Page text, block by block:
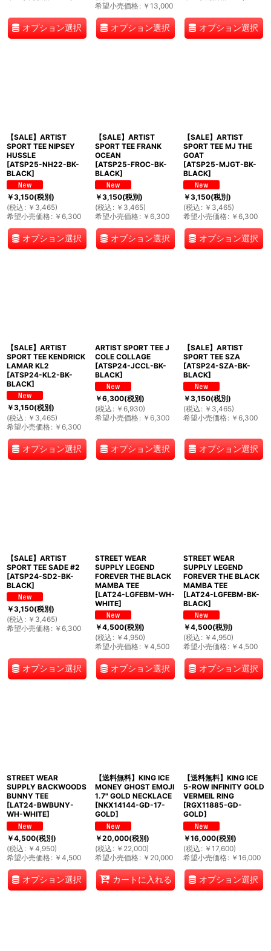
オプション選択
希望小売価格: ￥ 13,000
オプション選択 オプション選択
【SALE】ARTIST
SPORT TEE NIPSEY
HUSSLE
[ATSP25-NH22-BK-
BLACK]
￥3,150(税別)
(税込 : ￥ 3,465)
希望小売価格: ￥ 6,300
オプション選択
【SALE】ARTIST
SPORT TEE FRANK
OCEAN
[ATSP25-FROC-BK-
BLACK]
￥3,150(税別)
(税込 : ￥ 3,465)
希望小売価格: ￥ 6,300
オプション選択
【SALE】ARTIST
SPORT TEE MJ THE
GOAT
[ATSP25-MJGT-BK-
BLACK]
￥3,150(税別)
(税込 : ￥ 3,465)
希望小売価格: ￥ 6,300
オプション選択
【SALE】ARTIST
SPORT TEE KENDRICK
LAMAR KL2
[ATSP24-KL2-BK-
BLACK]
￥3,150(税別)
(税込 : ￥ 3,465)
希望小売価格: ￥ 6,300
オプション選択
ARTIST SPORT TEE J
COLE COLLAGE
[ATSP24-JCCL-BK-
BLACK]
￥6,300(税別)
(税込 : ￥ 6,930)
希望小売価格: ￥ 6,300
オプション選択
【SALE】ARTIST
SPORT TEE SZA
[ATSP24-SZA-BK-
BLACK]
￥3,150(税別)
(税込 : ￥ 3,465)
希望小売価格: ￥ 6,300
オプション選択
【SALE】ARTIST
SPORT TEE SADE #2
[ATSP24-SD2-BK-
BLACK]
￥3,150(税別)
(税込 : ￥ 3,465)
希望小売価格: ￥ 6,300
オプション選択
STREET WEAR
SUPPLY LEGEND
FOREVER THE BLACK
MAMBA TEE
[LAT24-LGFEBM-WH-
WHITE]
￥4,500(税別)
(税込 : ￥ 4,950)
希望小売価格: ￥ 4,500
オプション選択
STREET WEAR
SUPPLY LEGEND
FOREVER THE BLACK
MAMBA TEE
[LAT24-LGFEBM-BK-
BLACK]
￥4,500(税別)
(税込 : ￥ 4,950)
希望小売価格: ￥ 4,500
オプション選択
STREET WEAR
SUPPLY BACKWOODS
BUNNY TEE
[LAT24-BWBUNY-
WH-WHITE]
￥4,500(税別)
(税込 : ￥ 4,950)
希望小売価格: ￥ 4,500
オプション選択
【送料無料】KING ICE
MONEY GHOST EMOJI
1.7" GOLD NECKLACE
[NKX14144-GD-17-
GOLD]
￥20,000(税別)
(税込 : ￥ 22,000)
希望小売価格: ￥ 20,000
カートに入れる
【送料無料】KING ICE
5-ROW INFINITY GOLD
VERMEIL RING
[RGX11885-GD-
GOLD]
￥16,000(税別)
(税込 : ￥ 17,600)
希望小売価格: ￥ 16,000
オプション選択